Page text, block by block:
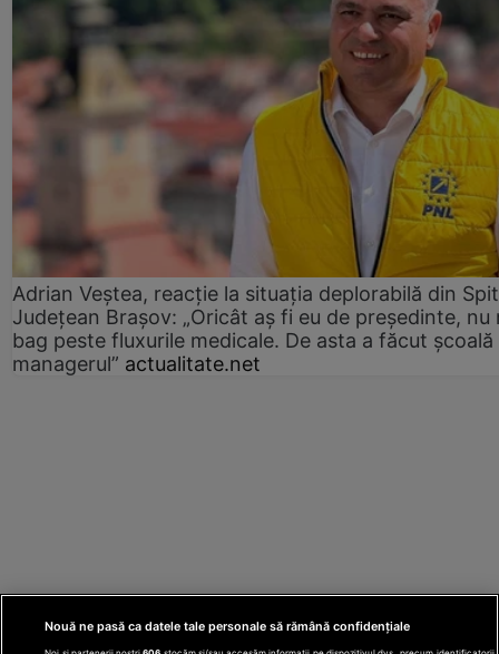
Adrian Veștea, reacție la situația deplorabilă din
Județean Brașov: „Oricât aș fi eu de președinte, nu
bag peste fluxurile medicale. De asta a făcut școală
managerul” actualitate.net
Nouă ne pasă ca datele tale personale să rămână confidențiale